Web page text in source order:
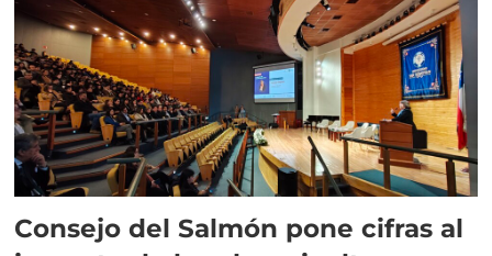
Consejo del Salmón pone cifras al